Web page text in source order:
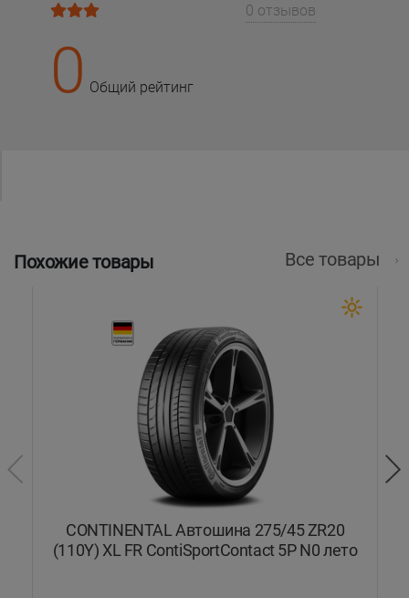
0 отзывов
0 Общий рейтинг
Похожие товары Все товары
CONTINENTAL Автошина 275/45 ZR20
(110Y) XL FR ContiSportContact 5P N0 лето